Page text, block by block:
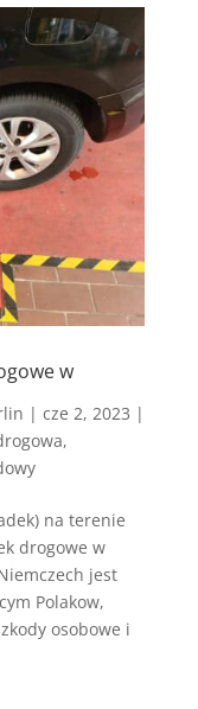
w
| cze 2, 2023 |
,
na terenie
drogowe w
jest
Polakow,
osobowe i